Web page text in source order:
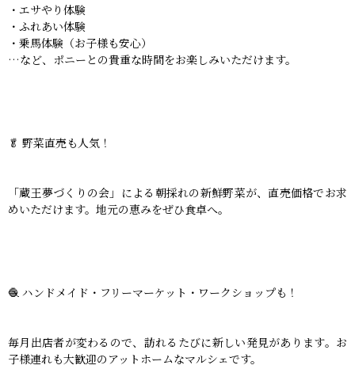
・エサやり体験
・ふれあい体験
・乗馬体験（お子様も安心）
…など、ポニーとの貴重な時間をお楽しみいただけます。
🥬 野菜直売も人気！
「蔵王夢づくりの会」による朝採れの新鮮野菜が、直売価格でお求
めいただけます。地元の恵みをぜひ食卓へ。
🧶 ハンドメイド・フリーマーケット・ワークショップも！
毎月出店者が変わるので、訪れるたびに新しい発見があります。お
子様連れも大歓迎のアットホームなマルシェです。